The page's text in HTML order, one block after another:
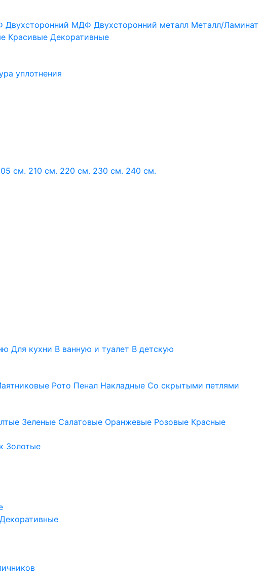
Двухсторонний МДФ Двухсторонний металл Металл/Ламинат
Красивые Декоративные
уплотнения
см. 210 см. 220 см. 230 см. 240 см.
Для кухни В ванную и туалет В детскую
Рото Пенал Накладные Со скрытыми петлями
Зеленые Салатовые Оранжевые Розовые Красные
Золотые
Декоративные